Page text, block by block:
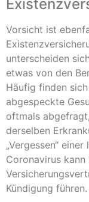
Vorsicht ist
unterscheiden
etwas von den
Häufig finden
abgespeckte
oftmals
derselben
„Vergessen“
Coronavirus
Kündigung führen.